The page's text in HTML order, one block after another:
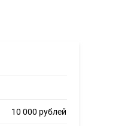
10 000 рублей